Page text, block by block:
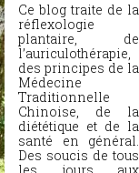
Ce blog traite de la
réflexologie
plantaire, de
l’auriculothérapie,
des principes de la
Médecine
Traditionnelle
Chinoise, de la
diététique et de la
santé en général.
Des soucis de tous